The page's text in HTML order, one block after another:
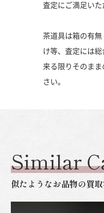
査定にご満足いた
茶道具は箱の有
け等、査定には
来る限りそのま
さい。
Similar
似たようなお品物の買